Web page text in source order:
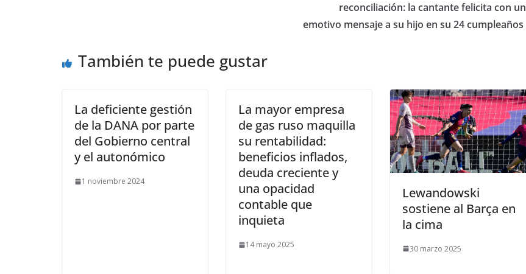
reconciliación: la cantante felicita con un
emotivo mensaje a su hijo en su 24 cumpleaños
También te puede gustar
La deficiente gestión
de la DANA por parte
del Gobierno central
y el autonómico
1 noviembre 2024
La mayor empresa
de gas ruso maquilla
su rentabilidad:
beneficios inflados,
deuda creciente y
una opacidad
contable que
inquieta
14 mayo 2025
Lewandowski
sostiene al Barça en
la cima
30 marzo 2025